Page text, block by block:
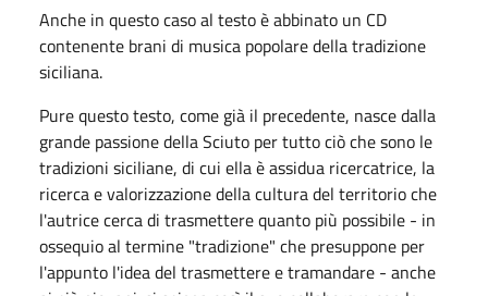
Anche in questo caso al testo è abbinato un CD
contenente brani di musica popolare della tradizione
siciliana.
Pure questo testo, come già il precedente, nasce dalla
grande passione della Sciuto per tutto ciò che sono le
tradizioni siciliane, di cui ella è assidua ricercatrice, la
ricerca e valorizzazione della cultura del territorio che
l'autrice cerca di trasmettere quanto più possibile - in
ossequio al termine "tradizione" che presuppone per
l'appunto l'idea del trasmettere e tramandare - anche